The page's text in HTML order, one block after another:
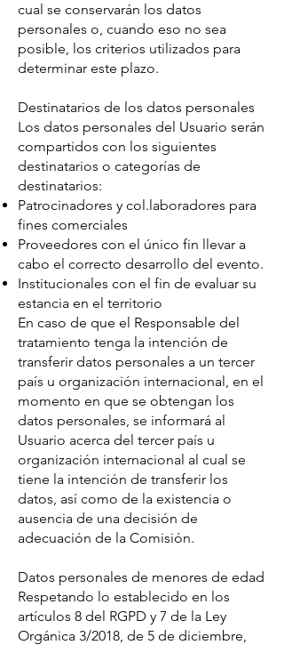
cual se conservarán los datos
personales o, cuando eso no sea
posible, los criterios utilizados para
determinar este plazo.
Destinatarios de los datos personales
Los datos personales del Usuario serán
compartidos con los siguientes
destinatarios o categorías de
destinatarios:
Patrocinadores y col.laboradores para
fines comerciales
Proveedores con el único fin llevar a
cabo el correcto desarrollo del evento.
Institucionales con el fin de evaluar su
estancia en el territorio
En caso de que el Responsable del
tratamiento tenga la intención de
transferir datos personales a un tercer
país u organización internacional, en el
momento en que se obtengan los
datos personales, se informará al
Usuario acerca del tercer país u
organización internacional al cual se
tiene la intención de transferir los
datos, así como de la existencia o
ausencia de una decisión de
adecuación de la Comisión.
Datos personales de menores de edad
Respetando lo establecido en los
artículos 8 del RGPD y 7 de la Ley
Orgánica 3/2018, de 5 de diciembre,